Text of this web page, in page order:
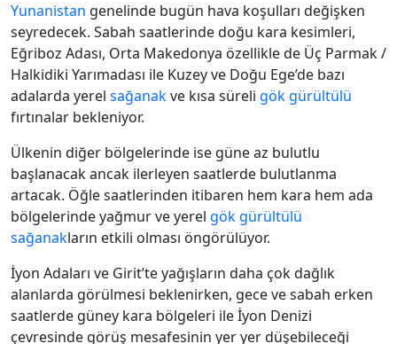
Yunanistan genelinde bugün hava koşulları değişken
seyredecek. Sabah saatlerinde doğu kara kesimleri,
Eğriboz Adası, Orta Makedonya özellikle de Üç Parmak /
Halkidiki Yarımadası ile Kuzey ve Doğu Ege’de bazı
adalarda yerel sağanakve kısa süreli gök gürültülü
fırtınalar bekleniyor.
Ülkenin diğer bölgelerinde ise güne az bulutlu
başlanacak ancak ilerleyen saatlerde bulutlanma
artacak. Öğle saatlerinden itibaren hem kara hem ada
bölgelerinde yağmur ve yerel gök gürültülü
sağanakların etkili olması öngörülüyor.
İyon Adaları ve Girit’te yağışların daha çok dağlık
alanlarda görülmesi beklenirken, gece ve sabah erken
saatlerde güney kara bölgeleri ile İyon Denizi
çevresinde görüş mesafesinin yer yer düşebileceği